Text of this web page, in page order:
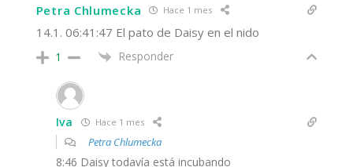
Petra Chlumecka Hace 1 mes
14.1. 06:41:47 El pato de Daisy en el nido
1 Responder
Iva Hace 1 mes
Petra Chlumecka
8:46 Daisy todavía está incubando